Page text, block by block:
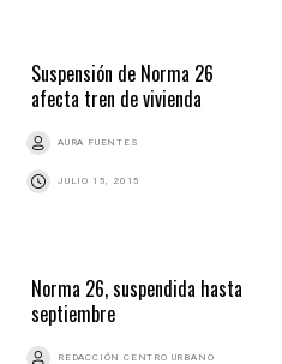
Suspensión de Norma 26
afecta tren de vivienda
AURA FUENTES
JULIO 15, 2015
Norma 26, suspendida hasta
septiembre
REDACCIÓN CENTRO URBANO